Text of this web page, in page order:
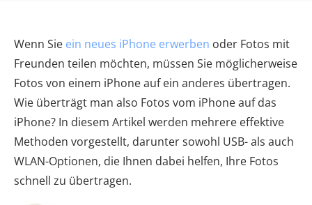
Wenn Sie ein neues iPhone erwerben oder Fotos mit
Freunden teilen möchten, müssen Sie möglicherweise
Fotos von einem iPhone auf ein anderes übertragen.
Wie überträgt man also Fotos vom iPhone auf das
iPhone? In diesem Artikel werden mehrere effektive
Methoden vorgestellt, darunter sowohl USB- als auch
WLAN-Optionen, die Ihnen dabei helfen, Ihre Fotos
schnell zu übertragen.